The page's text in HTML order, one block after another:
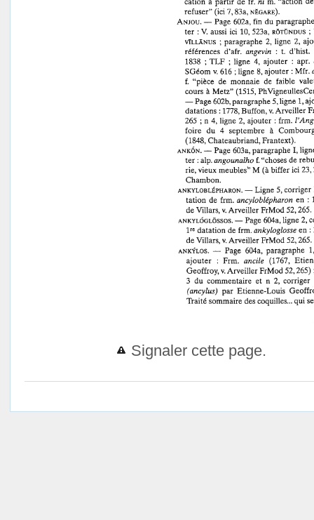
Signaler cette page.